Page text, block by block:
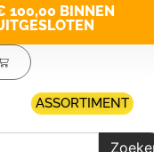
100,00 BINNEN
ASSORTIMENT